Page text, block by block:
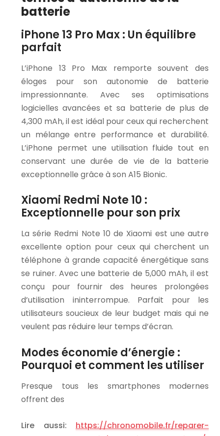
batterie
iPhone 13 Pro Max : Un équilibre
parfait
L’iPhone 13 Pro Max remporte souvent des
éloges pour son autonomie de batterie
impressionnante. Avec ses optimisations
logicielles avancées et sa batterie de plus de
4,300 mAh, il est idéal pour ceux qui recherchent
un mélange entre performance et durabilité.
L’iPhone permet une utilisation fluide tout en
conservant une durée de vie de la batterie
exceptionnelle grâce à son A15 Bionic.
Xiaomi Redmi Note 10 :
Exceptionnelle pour son prix
La série Redmi Note 10 de Xiaomi est une autre
excellente option pour ceux qui cherchent un
téléphone à grande capacité énergétique sans
se ruiner. Avec une batterie de 5,000 mAh, il est
conçu pour fournir des heures prolongées
d’utilisation ininterrompue. Parfait pour les
utilisateurs soucieux de leur budget mais qui ne
veulent pas réduire leur temps d’écran.
Modes économie d’énergie :
Pourquoi et comment les utiliser
Presque tous les smartphones modernes
offrent des
Lire aussi: https://chronomobile.fr/reparer-